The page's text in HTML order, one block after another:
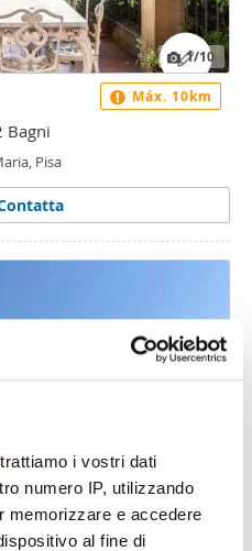
trattiamo i vostri dati
numero IP, utilizzando
memorizzare e accedere
al fine di
1/10
Bagni
Pisa
Máx. 10km
1